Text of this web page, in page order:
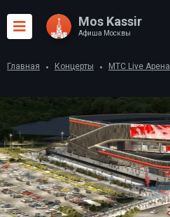
Mos Kassir
Афиша Москвы
Главная Концерты МТС Live Арена